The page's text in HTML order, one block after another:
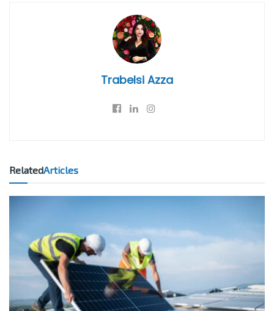
Trabelsi Azza
RelatedArticles